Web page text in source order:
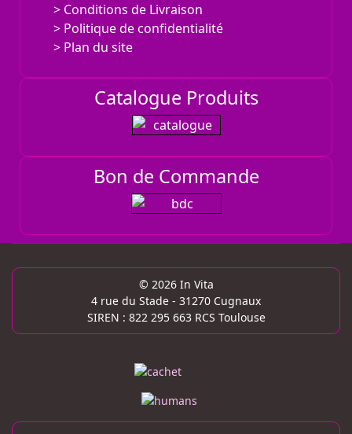
Conditions de Livraison
Politique de confidentialité
Plan du site
Catalogue Produits
Bon de Commande
© 2026 In Vita
4 rue du Stade - 31270 Cugnaux
SIREN : 822 295 663 RCS Toulouse